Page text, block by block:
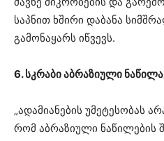
საპნით ხშირი დაბანა
გამონაყარს იწვევს.
6. სკრაბი აბრაზიული
„ადამიანების უმეტესობას
რომ აბრაზიული ნაწილების